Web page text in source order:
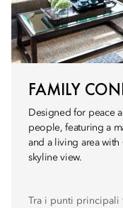
FAMILY
Designed for peace
people, featuring a
and a living area with
skyline view.
Tra i punti principali